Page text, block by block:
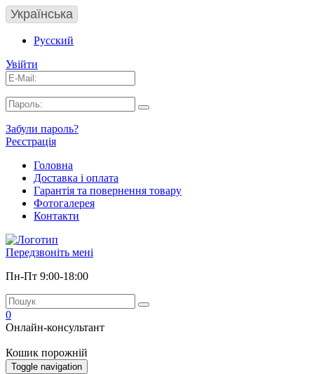
Українська
Русский
Увійти
Забули пароль?
Реєстрація
Головна
Доставка і оплата
Гарантія та повернення товару
Фотогалерея
Контакти
Передзвоніть мені
Пн-Пт 9:00-18:00
0
Онлайн-консультант
Кошик порожній
Toggle navigation